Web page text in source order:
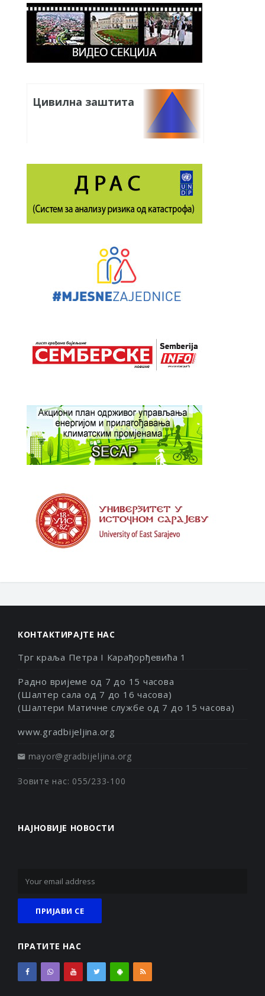
Цивилна заштита
КОНТАКТИРАЈТЕ НАС
Трг краља Петра I Карађорђевића 1
Радно вријеме од 7 до 15 часова
(Шалтер сала од 7 до 16 часова)
(Шалтери Матичне службе од 7 до 15 часова)
www.gradbijeljina.org
mayor@gradbijeljina.org
Зовите нас: 055/233-100
НАЈНОВИЈЕ НОВОСТИ
ПРАТИТЕ НАС